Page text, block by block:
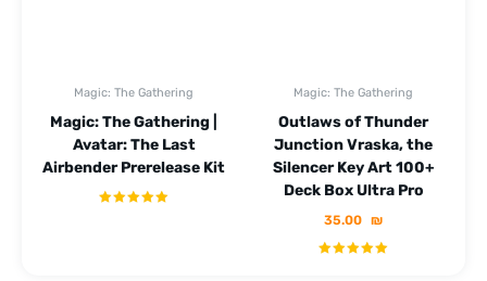
Magic: The Gathering
Magic: The Gathering |
Avatar: The Last
Airbender Prerelease Kit
Magic: The Gathering
Outlaws of Thunder
Junction Vraska, the
Silencer Key Art 100+
Deck Box Ultra Pro
35.00 ₪